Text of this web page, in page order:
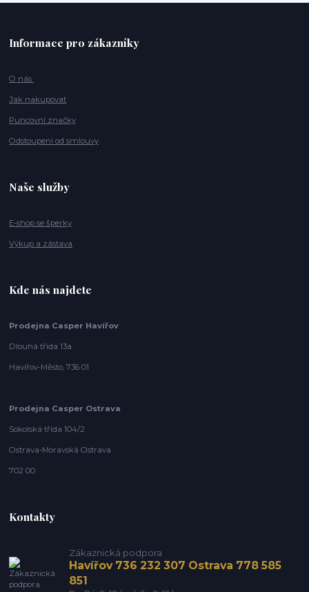
Informace pro zákazníky
O nás
Jak nakupovat
Puncovní značky
Odstoupení od smlouvy
Naše služby
E-shop se šperky
Výkup a zástava
Kde nás najdete
Prodejna Casper Havířov
Dlouhá třída 13a
Havířov-Město, 736 01
Prodejna Casper Ostrava
Sokolská třída 104/2
Ostrava-Moravská Ostrava
702 00
Kontakty
Zákaznická podpora
Havířov 736 232 307 Ostrava 778 585
851